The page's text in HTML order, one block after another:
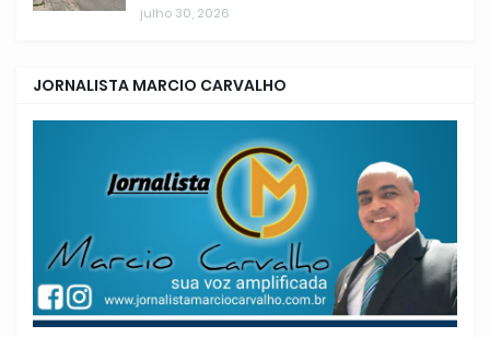
julho 30, 2026
JORNALISTA MARCIO CARVALHO